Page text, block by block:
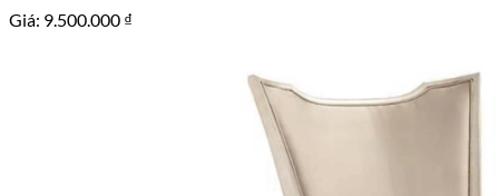
Giá: 9.500.000 ₫